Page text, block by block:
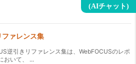
ファレンス集
逆引きリファレンス集は、WebFOCUSのレポ
おいて、 ...
(AIチャット)